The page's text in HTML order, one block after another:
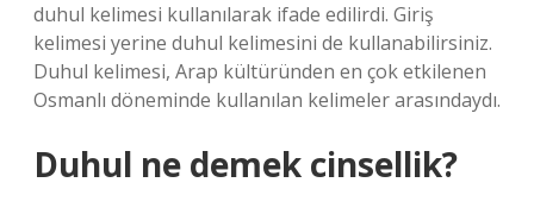
duhul kelimesi kullanılarak ifade edilirdi. Giriş
kelimesi yerine duhul kelimesini de kullanabilirsiniz.
Duhul kelimesi, Arap kültüründen en çok etkilenen
Osmanlı döneminde kullanılan kelimeler arasındaydı.
Duhul ne demek cinsellik?